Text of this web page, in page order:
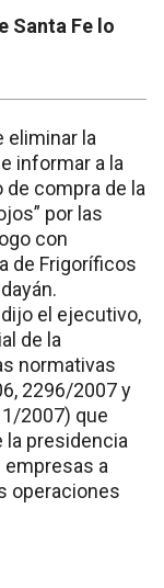
Santa Fe lo
eliminar la
informar a la
compra de la
por las
con
de Frigoríficos
el ejecutivo,
de la
normativas
2296/2007 y
2007) que
la presidencia
empresas a
operaciones